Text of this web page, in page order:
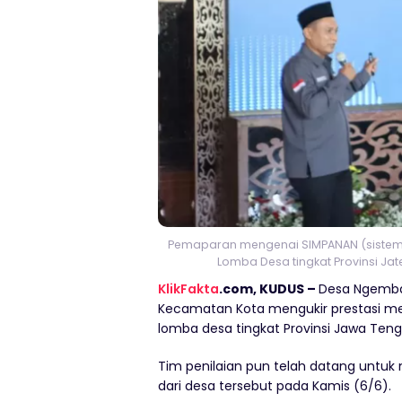
Pemaparan mengenai SIMPANAN
Lomba Desa tingkat Provinsi
KlikFakta.com, KUDUS – Desa
Kecamatan Kota mengukir prestasi
lomba desa tingkat Provinsi Jawa
Tim penilaian pun telah datang untuk
dari desa tersebut pada Kamis (6/6).